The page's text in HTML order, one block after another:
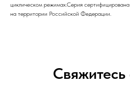
циклическом режимах.Серия
на территории Российской Федерации.